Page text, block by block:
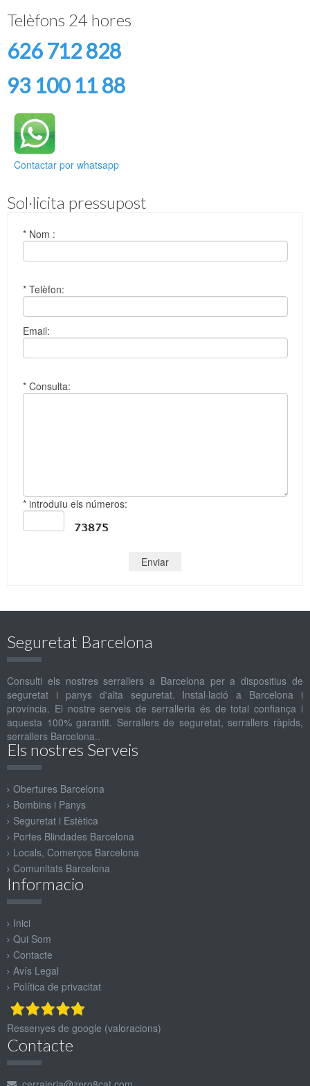
Telèfons 24 hores
626 712 828
93 100 11 88
Contactar por whatsapp
Sol·licita pressupost
* Nom :
* Telèfon:
Email:
* Consulta:
* introduïu els números:
Seguretat Barcelona
Consulti els nostres serrallers a Barcelona per a dispositius de
seguretat i panys d'alta seguretat. Instal·lació a Barcelona i
província. El nostre serveis de serralleria és de total confiança i
aquesta 100% garantit. Serrallers de seguretat, serrallers ràpids,
serrallers Barcelona..
Els nostres Serveis
Obertures Barcelona
Bombins i Panys
Seguretat i Estètica
Portes Blindades Barcelona
Locals, Comerços Barcelona
Comunitats Barcelona
Informacio
Inici
Qui Som
Contacte
Avís Legal
Política de privacitat
Ressenyes de google (valoracions)
Contacte